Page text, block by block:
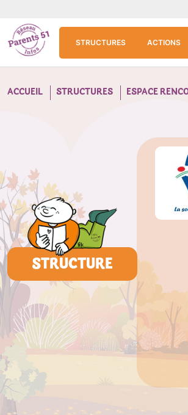
STRUCTURES ACTIONS
ACCUEIL STRUCTURES ESPACE
STRUCTURE